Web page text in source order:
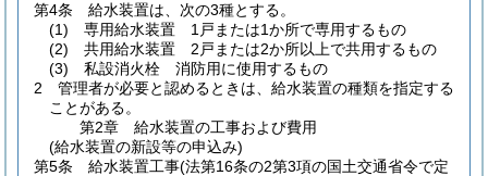
第4条
給水装置は、次の3種とする。
(1)
専用給水装置 1戸または1か所で専用するもの
(2)
共用給水装置 2戸または2か所以上で共用するもの
(3)
私設消火栓 消防用に使用するもの
2
管理者が必要と認めるときは、給水装置の種類を指定する
ことがある。
第2章
給水装置の工事および費用
(給水装置の新設等の申込み)
第5条
給水装置工事(法第16条の2第3項の国土交通省令で定